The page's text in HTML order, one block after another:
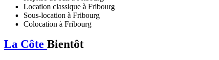
Location classique à Fribourg
Sous-location à Fribourg
Colocation à Fribourg
La Côte Bientôt